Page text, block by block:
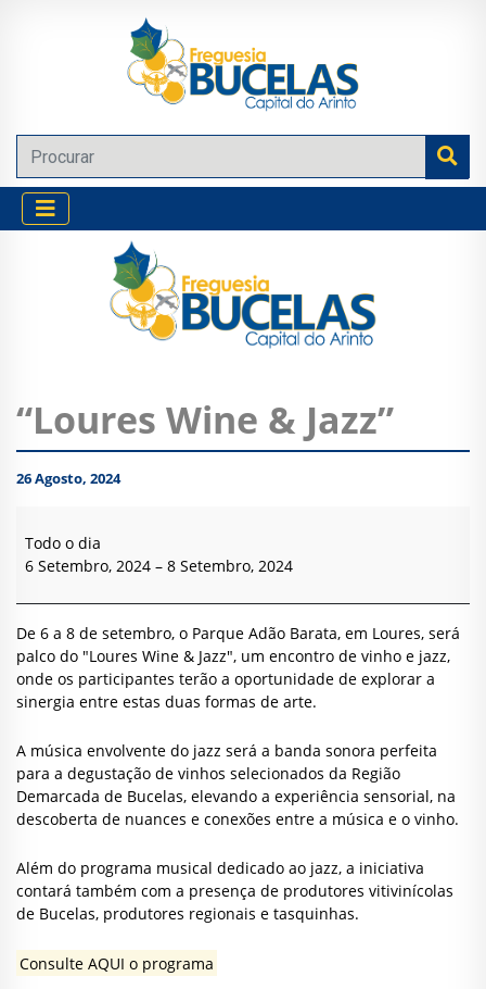
“Loures Wine & Jazz”
26 Agosto, 2024
Wine
Todo o dia
6 Setembro, 2024 – 8 Setembro, 2024
De 6 a 8 de setembro, o Parque Adão Barata, em Loures, será
palco do "Loures Wine & Jazz", um encontro de vinho e jazz,
onde os participantes terão a oportunidade de explorar a
sinergia entre estas duas formas de arte.
A música envolvente do jazz será a banda sonora perfeita
para a degustação de vinhos selecionados da Região
Demarcada de Bucelas, elevando a experiência sensorial, na
descoberta de nuances e conexões entre a música e o vinho.
Além do programa musical dedicado ao jazz, a iniciativa
contará também com a presença de produtores vitivinícolas
de Bucelas, produtores regionais e tasquinhas.
Consulte AQUI o programa